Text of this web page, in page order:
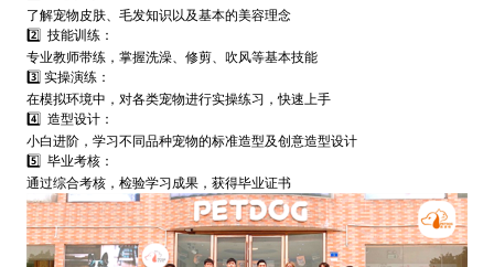
了解宠物皮肤、毛发知识以及基本的美容理念
2️⃣ 技能训练：
专业教师带练，掌握洗澡、修剪、吹风等基本技能
3️⃣ 实操演练：
在模拟环境中，对各类宠物进行实操练习，快速上手
4️⃣ 造型设计：
小白进阶，学习不同品种宠物的标准造型及创意造型设计
5️⃣ 毕业考核：
通过综合考核，检验学习成果，获得毕业证书